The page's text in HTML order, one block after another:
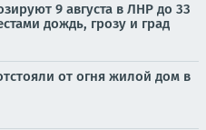
9 августа в ЛНР до 33
дождь, грозу и град
от огня жилой дом в